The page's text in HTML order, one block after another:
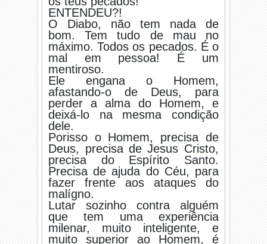
ENTENDEU?!
O Diabo, não tem nada de
bom. Tem tudo de mau no
máximo. Todos os pecados. É o
mal em pessoa! É um
mentiroso.
Ele engana o Homem,
afastando-o de Deus, para
perder a alma do Homem, e
deixá-lo na mesma condição
dele.
Porisso o Homem, precisa de
Deus, precisa de Jesus Cristo,
precisa do Espírito Santo.
Precisa de ajuda do Céu, para
fazer frente aos ataques do
malígno.
Lutar sozinho contra alguém
que tem uma experiência
milenar, muito inteligente, e
muito superior ao Homem, é